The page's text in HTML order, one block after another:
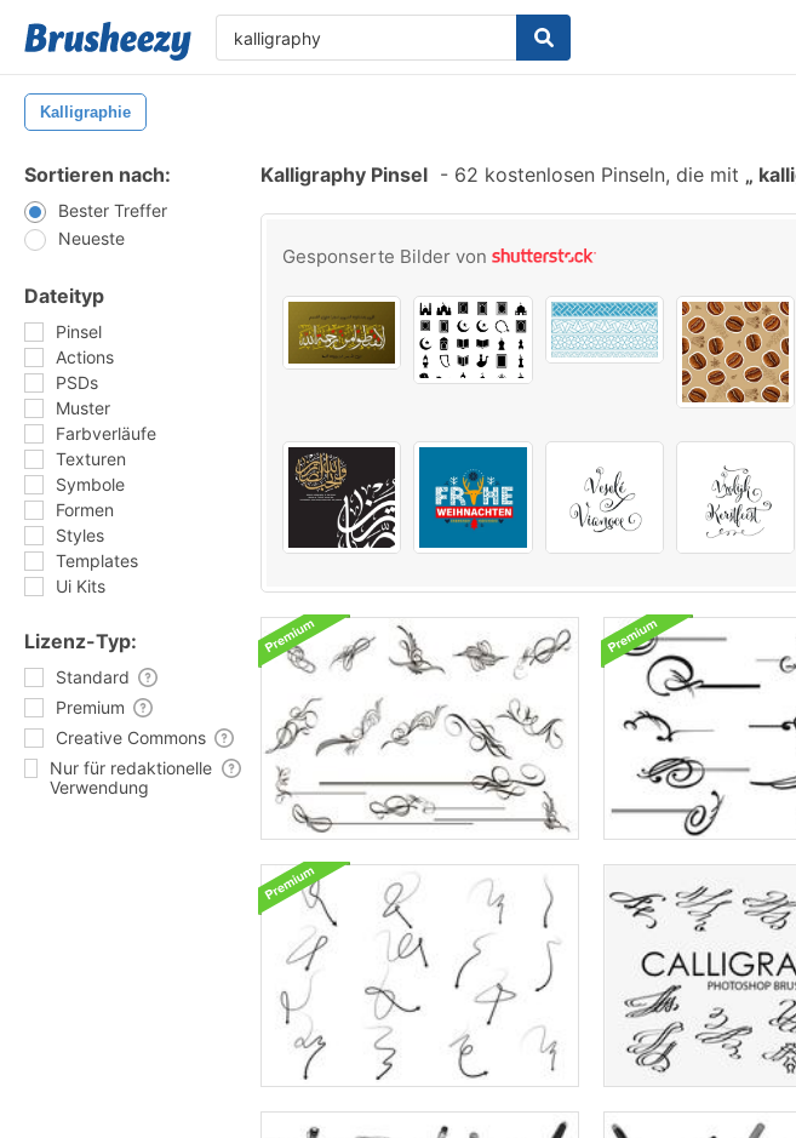
Kalligraphie
Sortieren nach:
Bester Treffer
Neueste
Dateityp
Pinsel
Actions
PSDs
Muster
Farbverläufe
Texturen
Symbole
Formen
Styles
Templates
Ui Kits
Lizenz-Typ:
Standard
Premium
Creative Commons
Nur für redaktionelle
Verwendung
Kalligraphy Pinsel - 62 kostenlosen Pinseln, die mit
Gesponserte Bilder von